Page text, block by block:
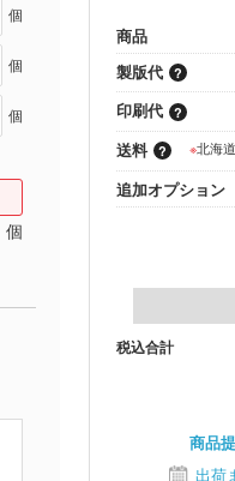
個
個
個
個
商品
製版代
印刷代
送料
※北海
追加オプション
税込合計
商品
出荷